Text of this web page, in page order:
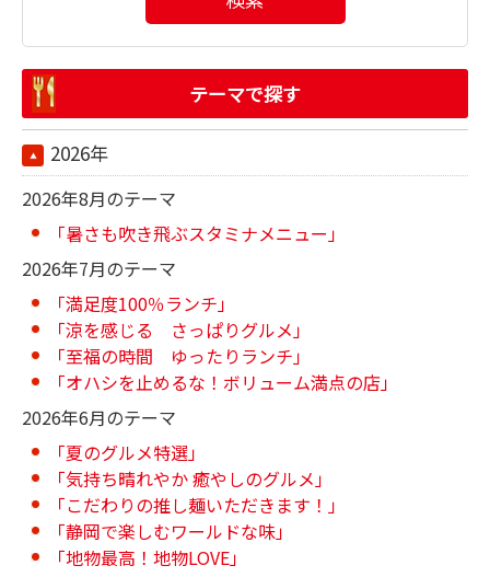
テーマで探す
2026年
2026年8月のテーマ
「暑さも吹き飛ぶスタミナメニュー」
2026年7月のテーマ
「満足度100％ランチ」
「涼を感じる さっぱりグルメ」
「至福の時間 ゆったりランチ」
「オハシを止めるな！ボリューム満点の店」
2026年6月のテーマ
「夏のグルメ特選」
「気持ち晴れやか 癒やしのグルメ」
「こだわりの推し麺いただきます！」
「静岡で楽しむワールドな味」
「地物最高！地物LOVE」